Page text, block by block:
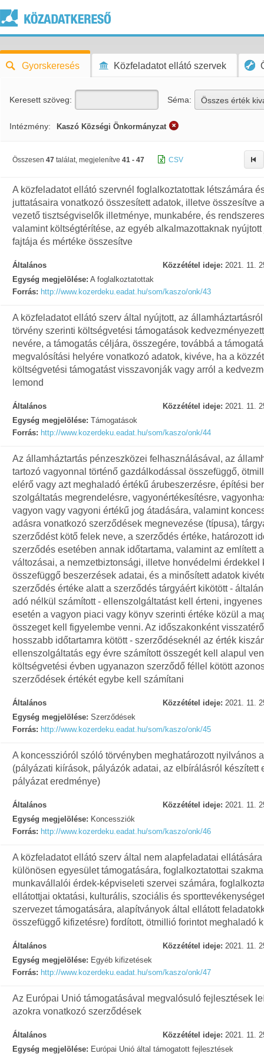
Gyorskeresés Közfeladatot ellátó szervek
Keresett szöveg: Séma: Összes érték
Intézmény: Kaszó Községi Önkormányzat
Összesen 47 találat, megjelenítve 41 - 47 CSV
A közfeladatot ellátó szervnél foglalkoztatottak létszámára
juttatásaira vonatkozó összesített adatok, illetve összesítve
vezető tisztségviselők illetménye, munkabére, és
valamint költségtérítése, az egyéb alkalmazottaknak nyújtott
fajtája és mértéke összesítve
Általános Közzététel ideje: 2021. 11.
Egység megjelölése: A foglalkoztatottak
Forrás: http://www.kozerdeku.eadat.hu/som/kaszo/onk/43
A közfeladatot ellátó szerv által nyújtott, az
törvény szerinti költségvetési támogatások
nevére, a támogatás céljára, összegére, továbbá a
megvalósítási helyére vonatkozó adatok, kivéve, ha a
költségvetési támogatást visszavonják vagy arról a
lemond
Általános Közzététel ideje: 2021. 11.
Egység megjelölése: Támogatások
Forrás: http://www.kozerdeku.eadat.hu/som/kaszo/onk/44
Az államháztartás pénzeszközei felhasználásával, az
tartozó vagyonnal történő gazdálkodással összefüggő,
elérő vagy azt meghaladó értékű árubeszerzésre, építési
szolgáltatás megrendelésre, vagyonértékesítésre,
vagyon vagy vagyoni értékű jog átadására, valamint
adásra vonatkozó szerződések megnevezése (típusa),
szerződést kötő felek neve, a szerződés értéke, határozott
szerződés esetében annak időtartama, valamint az említett
változásai, a nemzetbiztonsági, illetve honvédelmi érdekkel
összefüggő beszerzések adatai, és a minősített adatok
szerződés értéke alatt a szerződés tárgyáért kikötött -
adó nélkül számított - ellenszolgáltatást kell érteni,
esetén a vagyon piaci vagy könyv szerinti értéke közül a
összeget kell figyelembe venni. Az időszakonként
hosszabb időtartamra kötött - szerződéseknél az érték
ellenszolgáltatás egy évre számított összegét kell alapul
költségvetési évben ugyanazon szerződő féllel kötött
szerződések értékét egybe kell számítani
Általános Közzététel ideje: 2021. 11.
Egység megjelölése: Szerződések
Forrás: http://www.kozerdeku.eadat.hu/som/kaszo/onk/45
A koncesszióról szóló törvényben meghatározott nyilvános
(pályázati kiírások, pályázók adatai, az elbírálásról készített
pályázat eredménye)
Általános Közzététel ideje: 2021. 11.
Egység megjelölése: Koncessziók
Forrás: http://www.kozerdeku.eadat.hu/som/kaszo/onk/46
A közfeladatot ellátó szerv által nem alapfeladatai
különösen egyesület támogatására, foglalkoztatottai
munkavállalói érdek-képviseleti szervei számára,
ellátottjai oktatási, kulturális, szociális és
szervezet támogatására, alapítványok által ellátott
összefüggő kifizetésre) fordított, ötmillió forintot meghaladó
Általános Közzététel ideje: 2021. 11.
Egység megjelölése: Egyéb kifizetések
Forrás: http://www.kozerdeku.eadat.hu/som/kaszo/onk/47
Az Európai Unió támogatásával megvalósuló fejlesztések
azokra vonatkozó szerződések
Általános Közzététel ideje: 2021. 11.
Egység megjelölése: Európai Unió által támogatott fejlesztések